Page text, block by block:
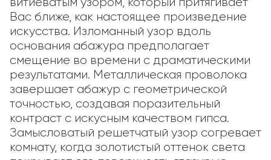
Вас ближе, как настоящее произведение
искусства. Изломанный узор вдоль
основания абажура предполагает
смещение во времени с драматическими
результатами. Металлическая проволока
завершает абажур с геометрической
точностью, создавая поразительный
контраст с искусным качеством гипса.
Замысловатый решетчатый узор согревает
комнату, когда золотистый оттенок света